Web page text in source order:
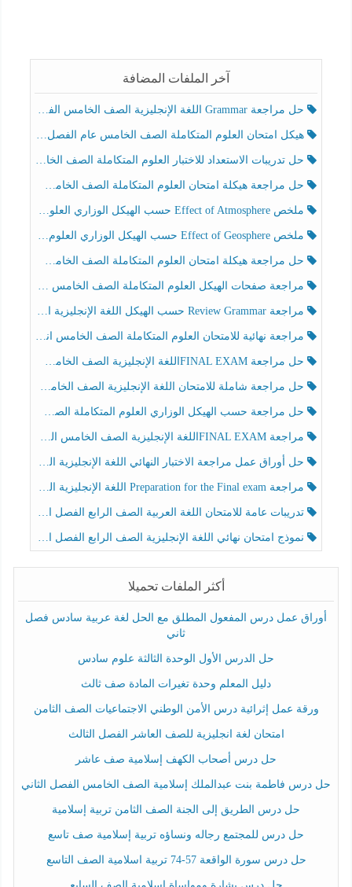
آخر الملفات المضافة
حل مراجعة Grammar اللغة الإنجليزية الصف الخامس الفصل الثالث
هيكل امتحان العلوم المتكاملة الصف الخامس عام الفصل الدراسي الثالث 2025-2026
حل تدريبات الاستعداد للاختبار العلوم المتكاملة الصف الخامس عام الفصل الثالث
حل مراجعة هيكلة امتحان العلوم المتكاملة الصف الخامس انسبير الفصل الثالث
ملخص Effect of Atmosphere حسب الهيكل الوزاري العلوم المتكاملة الصف الخامس انسبير الفصل الثالث
ملخص Effect of Geosphere حسب الهيكل الوزاري العلوم المتكاملة الصف الخامس انسبير الفصل الثالث
حل مراجعة هيكلة امتحان العلوم المتكاملة الصف الخامس عام الفصل الثالث
مراجعة صفحات الهيكل العلوم المتكاملة الصف الخامس انسبير الفصل الثالث
مراجعة Review Grammar حسب الهيكل اللغة الإنجليزية الصف الخامس الفصل الثالث
مراجعة نهائية للامتحان العلوم المتكاملة الصف الخامس انسبير الفصل الثالث
حل مراجعة FINAL EXAMاللغة الإنجليزية الصف الخامس الفصل الثالث
حل مراجعة شاملة للامتحان اللغة الإنجليزية الصف الخامس الفصل الثالث
حل مراجعة حسب الهيكل الوزاري العلوم المتكاملة الصف الخامس عام الفصل الثالث
مراجعة FINAL EXAMاللغة الإنجليزية الصف الخامس الفصل الثالث
حل أوراق عمل مراجعة الاختبار النهائي اللغة الإنجليزية الصف الرابع الفصل الثالث
مراجعة Preparation for the Final exam اللغة الإنجليزية الصف الرابع الفصل الثالث
تدريبات عامة للامتحان اللغة العربية الصف الرابع الفصل الثالث
نموذج امتحان نهائي اللغة الإنجليزية الصف الرابع الفصل الثالث
أكثر الملفات تحميلا
أوراق عمل درس المفعول المطلق مع الحل لغة عربية سادس فصل
ثاني
حل الدرس الأول الوحدة الثالثة علوم سادس
دليل المعلم وحدة تغيرات المادة صف ثالث
ورقة عمل إثرائية درس الأمن الوطني الاجتماعيات الصف الثامن
امتحان لغة انجليزية للصف العاشر الفصل الثالث
حل درس أصحاب الكهف إسلامية صف عاشر
حل درس فاطمة بنت عبدالملك إسلامية الصف الخامس الفصل الثاني
حل درس الطريق إلى الجنة الصف الثامن تربية إسلامية
حل درس للمجتمع رجاله ونساؤه تربية إسلامية صف تاسع
حل درس سورة الواقعة 57-74 تربية اسلامية الصف التاسع